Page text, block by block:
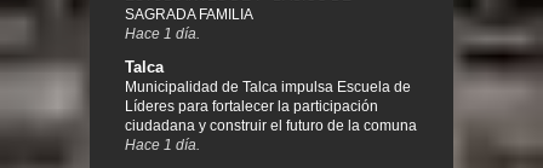
SAGRADA FAMILIA
Hace 1 día.
Talca
Municipalidad de Talca impulsa Escuela de
Líderes para fortalecer la participación
ciudadana y construir el futuro de la comuna
Hace 1 día.